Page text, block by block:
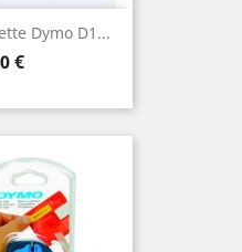
Dymo D1...
€